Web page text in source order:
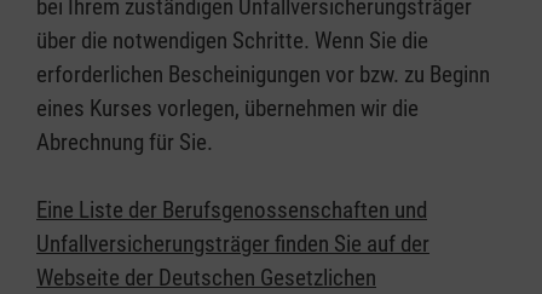
bei Ihrem zuständigen Unfallversicherungsträger
über die notwendigen Schritte. Wenn Sie die
erforderlichen Bescheinigungen vor bzw. zu Beginn
eines Kurses vorlegen, übernehmen wir die
Abrechnung für Sie.
Eine Liste der Berufsgenossenschaften und
Unfallversicherungsträger finden Sie auf der
Webseite der Deutschen Gesetzlichen